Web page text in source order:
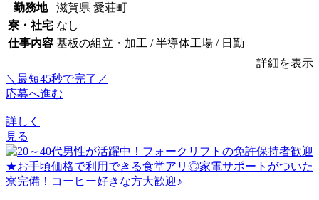
勤務地
滋賀県 愛荘町
寮・社宅 なし
仕事内容 基板の組立・加工 / 半導体工場 / 日勤
詳細を表示
＼最短45秒で完了／
応募へ進む
詳しく
見る